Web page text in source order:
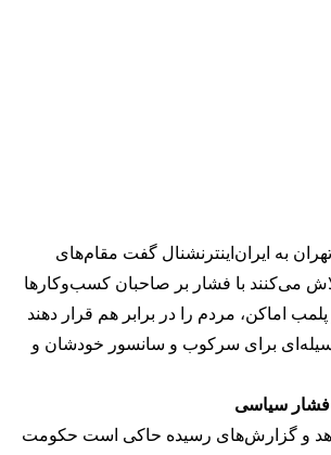
به ایران‌اینترنشنال گفت مقام‌های
می‌کنند با فشار بر صاحبان کسب‌وکارها
پلمب اماکن، مردم را در برابر هم قرار دهند
وسیله‌ای برای سرکوب و سانسور خودشان و
فشار سیاسی
و گزارش‌های رسیده حاکی است حکومت